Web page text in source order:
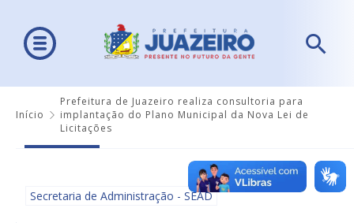
Início
Prefeitura de Juazeiro realiza consultoria para
implantação do Plano Municipal da Nova Lei de
Licitações
Secretaria de Administração - SEAD